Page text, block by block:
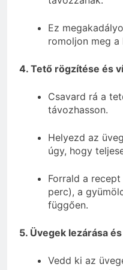
Ez
romoljon meg
4. Tető rögzítése és
Csavard rá a
távozhasson.
Helyezd az
úgy, hogy
Forrald a
perc), a
függően.
5. Üvegek lezárása
Vedd ki az